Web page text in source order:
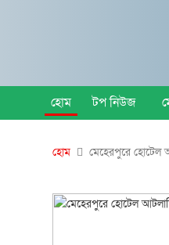
হোম টপ নিউজ
হোম মেহেরপুরে হোটেল